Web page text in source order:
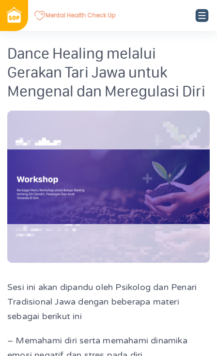
Mental Health Check Up
Dance Healing melalui
Gerakan Tari Jawa untuk
Mengenal dan Meregulasi Diri
Sesi ini akan dipandu oleh Psikolog dan Penari
Tradisional Jawa dengan beberapa materi
sebagai berikut ini
– Memahami diri serta memahami dinamika